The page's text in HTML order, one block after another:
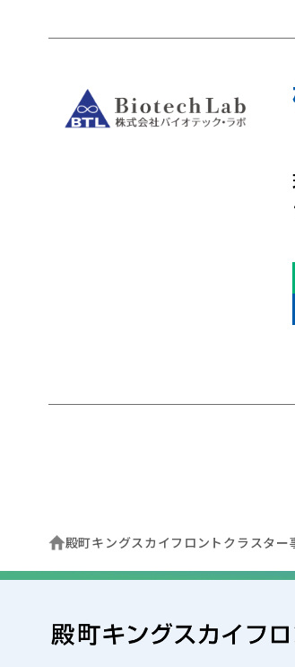
殿町キングスカイフロントクラスター